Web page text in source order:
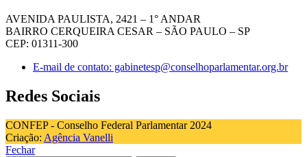
AVENIDA PAULISTA, 2421 – 1° ANDAR
BAIRRO CERQUEIRA CESAR – SÃO PAULO – SP
CEP: 01311-300
E-mail de contato: gabinetesp@conselhoparlamentar.org.br
Redes Sociais
CONFEP - Conselho Federal Parlamentar 2024
Criação: Agência Vanelli
Fechar